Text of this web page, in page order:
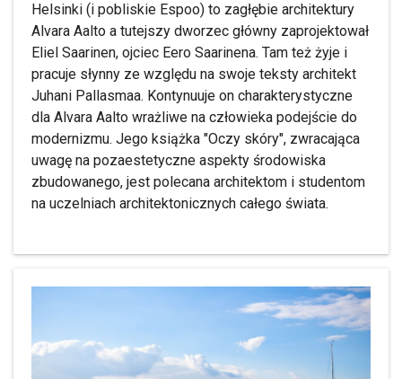
Helsinki (i pobliskie Espoo) to zagłębie architektury
Alvara Aalto a tutejszy dworzec główny zaprojektował
Eliel Saarinen, ojciec Eero Saarinena. Tam też żyje i
pracuje słynny ze względu na swoje teksty architekt
Juhani Pallasmaa. Kontynuuje on charakterystyczne
dla Alvara Aalto wrażliwe na człowieka podejście do
modernizmu. Jego książka "Oczy skóry", zwracająca
uwagę na pozaestetyczne aspekty środowiska
zbudowanego, jest polecana architektom i studentom
na uczelniach architektonicznych całego świata.